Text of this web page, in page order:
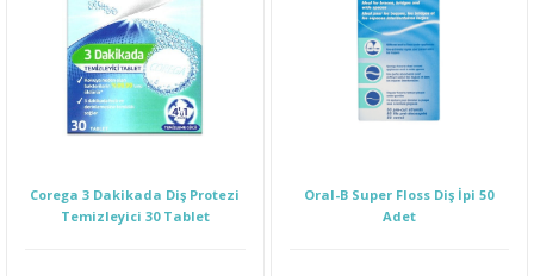
Corega 3 Dakikada Diş Protezi
Temizleyici 30 Tablet
Oral-B Super Floss Diş İpi 50
Adet